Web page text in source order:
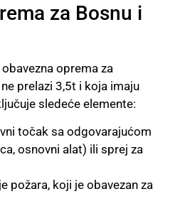
za Bosnu i
oprema za
prelazi 3,5t i koja imaju
sledeće elemente:
točak sa odgovarajućom
osnovni alat) ili sprej za
požara, koji je obavezan za